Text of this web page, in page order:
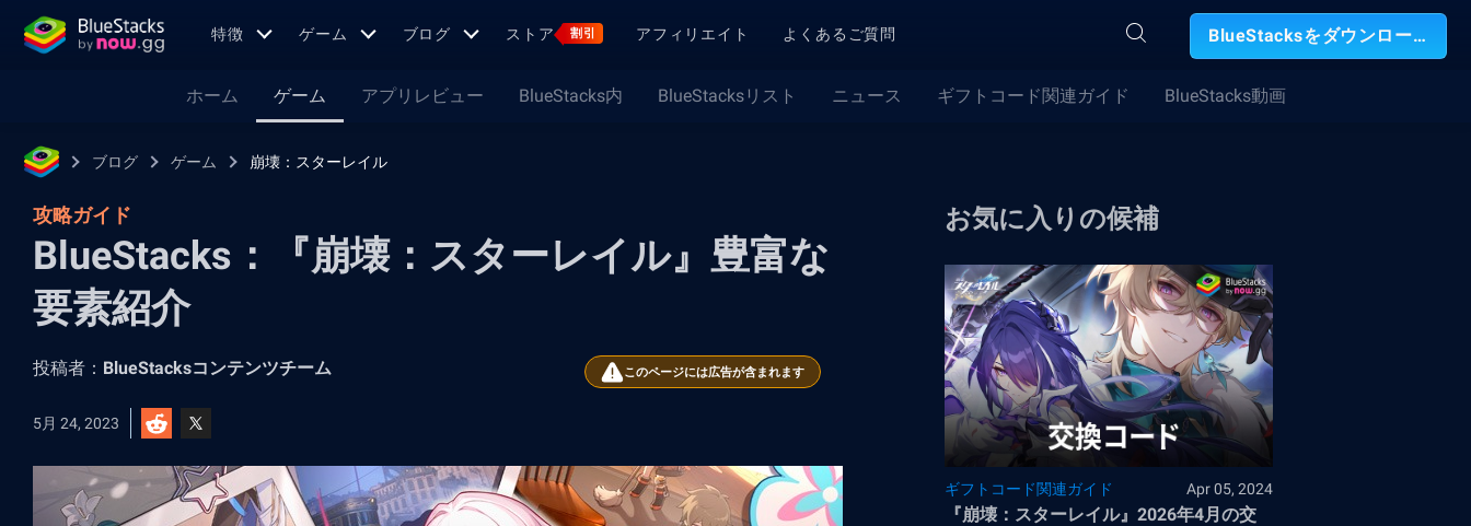
特徴 ゲーム ブログ ストア 割引 アフィリエイト よくあるご質問 BlueStacksをダウンロード
ホーム ゲーム アプリレビュー BlueStacks内 BlueStacksリスト ニュース ギフトコード関連ガイド BlueStacks動画
ブログ ゲーム 崩壊：スターレイル
攻略ガイド
BlueStacks：『崩壊：スターレイル』豊富な
要素紹介
投稿者： BlueStacksコンテンツチーム このページには広告が含まれます
5月 24, 2023
お気に入りの候補
ギフトコード関連ガイド Apr 05, 2024
『崩壊：スターレイル』2026年4月の交